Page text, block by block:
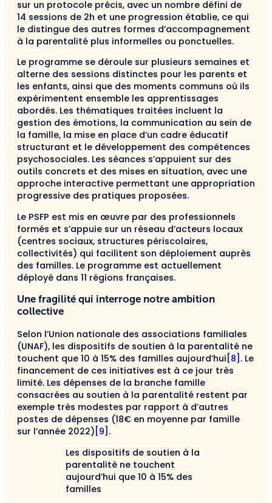
sur un protocole précis, avec un nombre défini de
14 sessions de 2h et une progression établie, ce qui
le distingue des autres formes d’accompagnement
à la parentalité plus informelles ou ponctuelles.
Le programme se déroule sur plusieurs semaines et
alterne des sessions distinctes pour les parents et
les enfants, ainsi que des moments communs où ils
expérimentent ensemble les apprentissages
abordés. Les thématiques traitées incluent la
gestion des émotions, la communication au sein de
la famille, la mise en place d’un cadre éducatif
structurant et le développement des compétences
psychosociales. Les séances s’appuient sur des
outils concrets et des mises en situation, avec une
approche interactive permettant une appropriation
progressive des pratiques proposées.
Le PSFP est mis en œuvre par des professionnels
formés et s’appuie sur un réseau d’acteurs locaux
(centres sociaux, structures périscolaires,
collectivités) qui facilitent son déploiement auprès
des familles. Le programme est actuellement
déployé dans 11 régions françaises.
Une fragilité qui interroge notre ambition
collective
Selon l’Union nationale des associations familiales
(UNAF), les dispositifs de soutien à la parentalité ne
touchent que 10 à 15% des familles aujourd’hui [8] . Le
financement de ces initiatives est à ce jour très
limité. Les dépenses de la branche famille
consacrées au soutien à la parentalité restent par
exemple très modestes par rapport à d’autres
postes de dépenses (18€ en moyenne par famille
sur l’année 2022) [9] .
Les dispositifs de soutien à la
parentalité ne touchent
aujourd’hui que 10 à 15% des
familles